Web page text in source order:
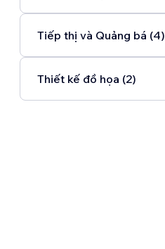
Tiếp thị và Quảng bá (4)
Thiết kế đồ họa (2)